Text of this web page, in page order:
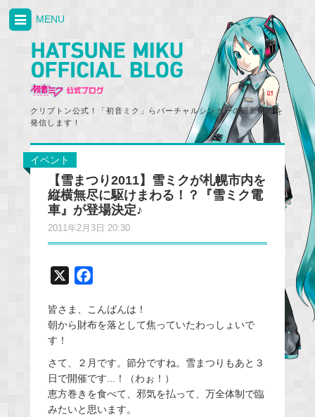
クリプトン公式！「初音ミク」らバーチャルシンガーの最新情報を
発信します！
MENU
イベント
【雪まつり2011】雪ミクが札幌市内を
縦横無尽に駆けまわる！？『雪ミク電
車』が登場決定♪
2011年2月3日 20:30
c
e
o
o
k
皆さま、こんばんは！
朝から財布を落として焦っていたわっしょいで
す！
さて、２月です。節分ですね。雪まつりもあと３
日で開催です...！（わぉ！）
恵方巻きを食べて、邪気を払って、万全体制で臨
みたいと思います。